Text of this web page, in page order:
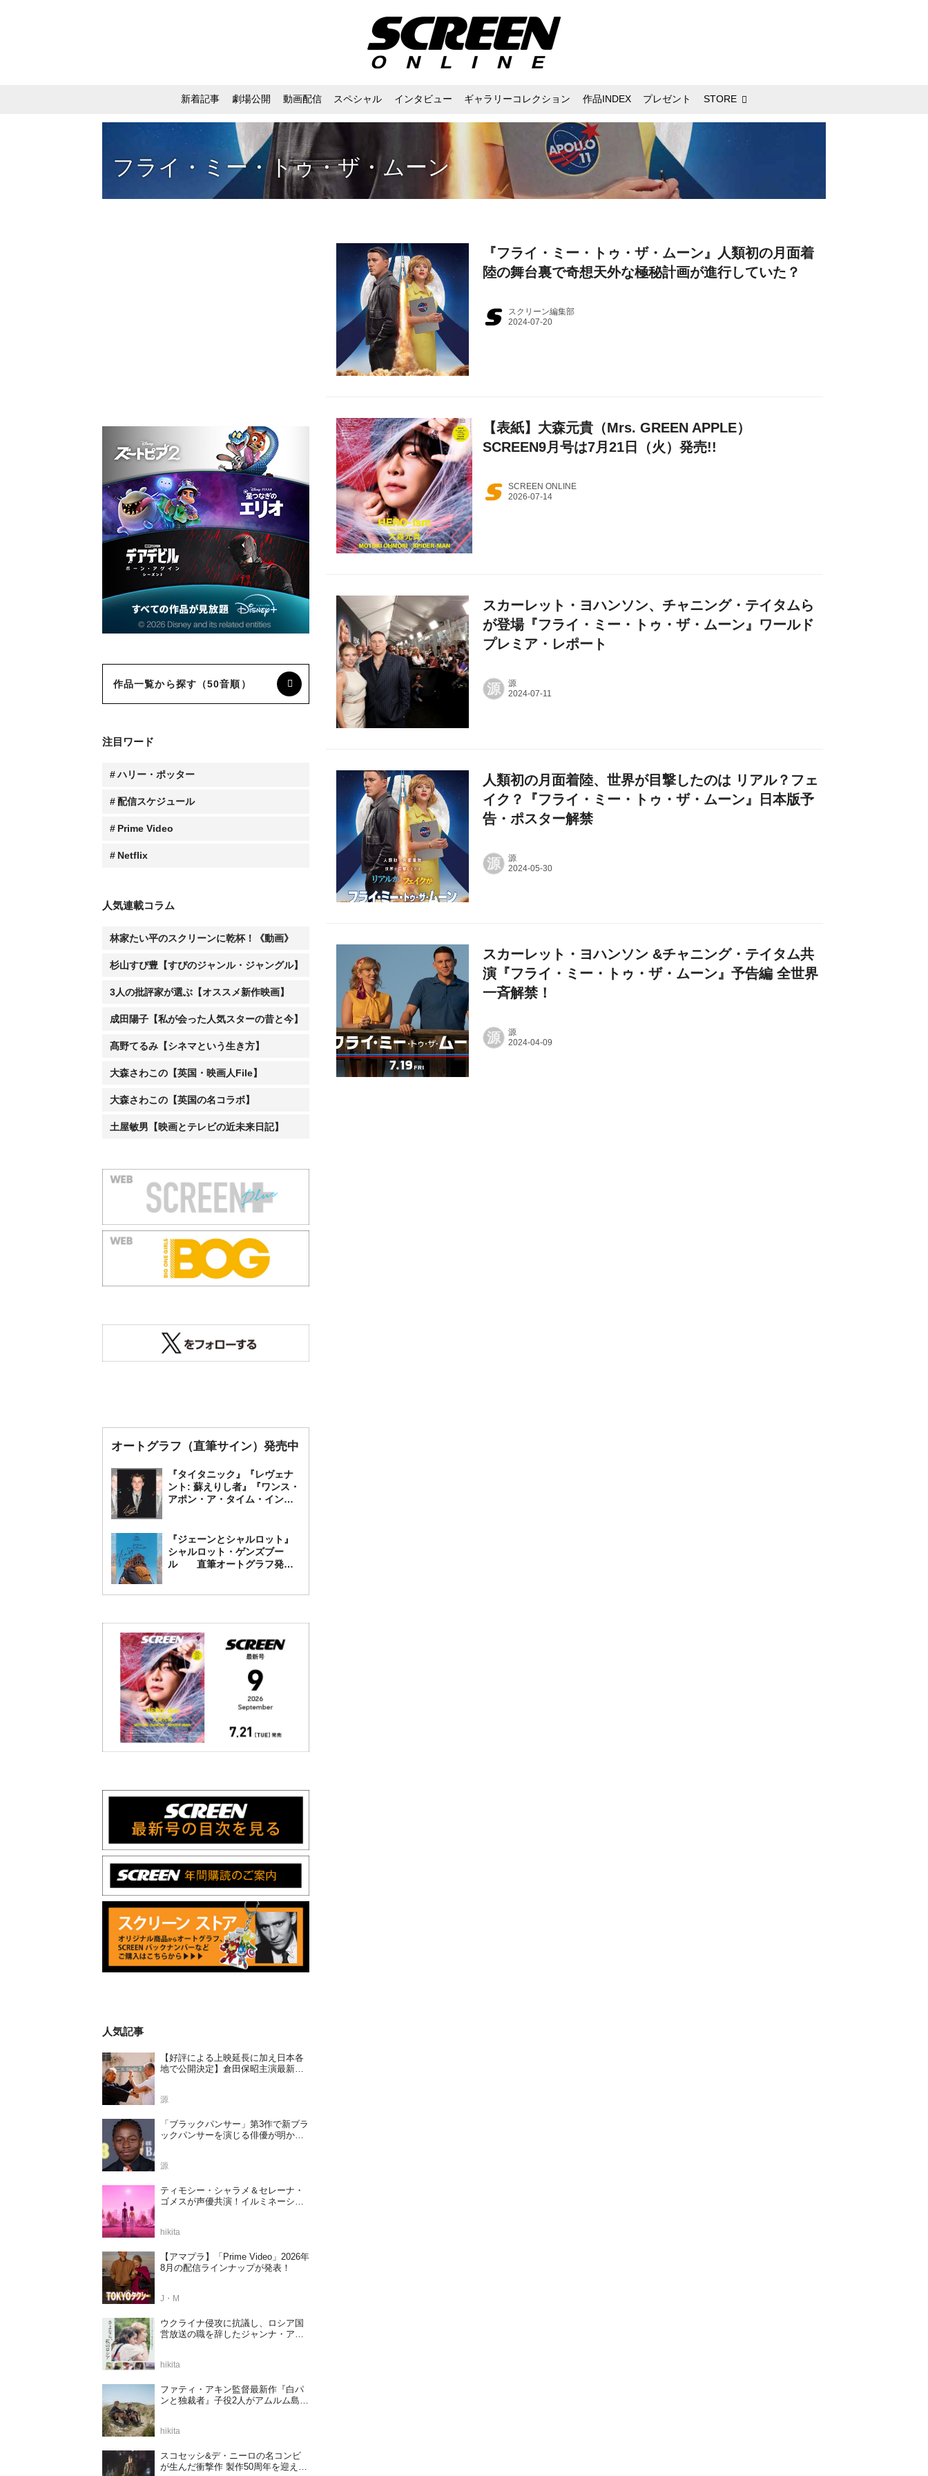
新着記事 劇場公開 動画配信 スペシャル インタビュー ギャラリーコレクション 作品INDEX プレゼント STORE
フライ・ミー・トゥ・ザ・ムーン
『フライ・ミー・トゥ・ザ・ムーン』人類初の月面着
陸の舞台裏で奇想天外な極秘計画が進行していた？
スクリーン編集部
【表紙】大森元貴（Mrs. GREEN APPLE）
SCREEN9月号は7月21日（火）発売!!
SCREEN ONLINE
スカーレット・ヨハンソン、チャニング・テイタムら
が登場『フライ・ミー・トゥ・ザ・ムーン』ワールド
プレミア・レポート
源 源
人類初の月面着陸、世界が目撃したのは リアル？フェ
イク？『フライ・ミー・トゥ・ザ・ムーン』日本版予
告・ポスター解禁
源 源
スカーレット・ヨハンソン &チャニング・テイタム共
演『フライ・ミー・トゥ・ザ・ムーン』予告編 全世界
一斉解禁！
源 源
作品一覧から探す（50音順）
注目ワード
ハリー・ポッター
配信スケジュール
Prime Video
Netflix
人気連載コラム
林家たい平のスクリーンに乾杯！《動画》
杉山すぴ豊【すぴのジャンル・ジャングル】
3人の批評家が選ぶ【オススメ新作映画】
成田陽子【私が会った人気スターの昔と今】
髙野てるみ【シネマという生き方】
大森さわこの【英国・映画人File】
大森さわこの【英国の名コラボ】
土屋敏男【映画とテレビの近未来日記】
オートグラフ（直筆サイン）発売中
『タイタニック』『レヴェナ
ント: 蘇えりし者』『ワンス・
アポン・ア・タイム・イン・
フ発売中
『ジェーンとシャルロット』
シャルロット・ゲンズブー
ル 直筆オートグラフ発売
人気記事
【好評による上映延長に加え日本各
地で公開決定】倉田保昭主演最新作
源
「ブラックパンサー」第3作で新ブラ
ックパンサーを演じる俳優が明かさ
源
ティモシー・シャラメ＆セレーナ・
ゴメスが声優共演！イルミネーショ
定
hikita
【アマプラ】「Prime Video」2026年
8月の配信ラインナップが発表！
J・M
ウクライナ侵攻に抗議し、ロシア国
営放送の職を辞したジャンナ・アガ
決定
hikita
ファティ・アキン監督最新作『白パ
ンと独裁者』子役2人がアムルム島の
hikita
スコセッシ&デ・ニーロの名コンビ
が生んだ衝撃作 製作50周年を迎える